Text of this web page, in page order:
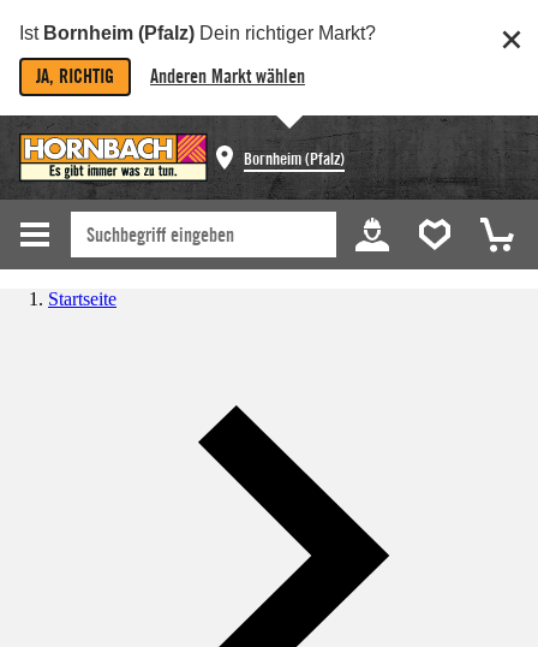
Ist Bornheim (Pfalz) Dein richtiger Markt?
JA, RICHTIG Anderen Markt wählen
Bornheim (Pfalz)
Startseite